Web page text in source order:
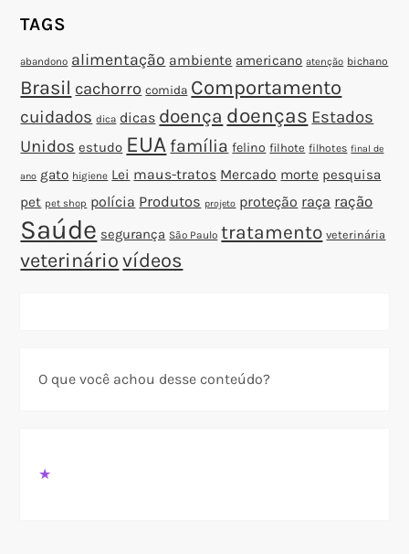
TAGS
abandono alimentação ambiente americano atenção bichano
Brasil cachorro comida Comportamento
cuidados dica dicas doença doenças Estados
Unidos estudo EUA família felino filhote filhotes final de
ano gato higiene Lei maus-tratos Mercado morte pesquisa
pet pet shop polícia Produtos projeto proteção raça ração
Saúde segurança São Paulo tratamento veterinária
veterinário vídeos
O que você achou desse conteúdo?
★